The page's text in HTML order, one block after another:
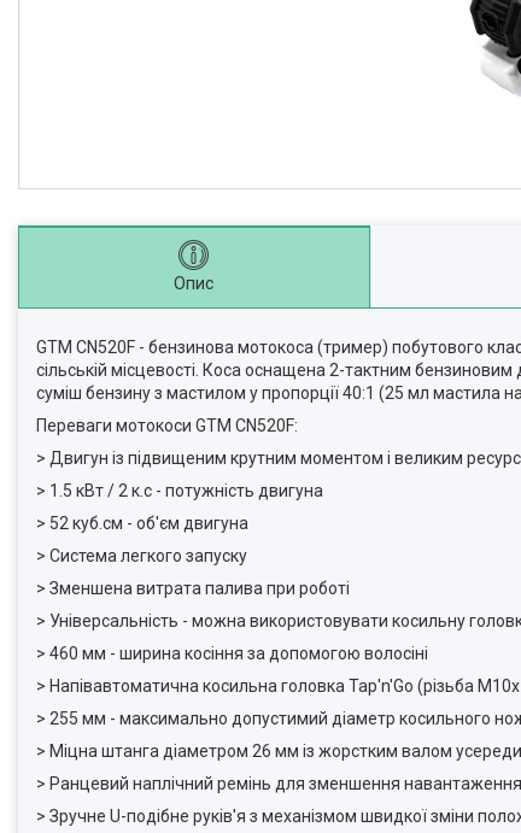
Опис
GTM CN520F - бензинова мотокоса (тример) побутового
сільській місцевості. Коса оснащена 2-тактним
суміш бензину з мастилом у пропорції 40:1 (25 мл мастила
Переваги мотокоси GTM CN520F:
> Двигун із підвищеним крутним моментом і великим
> 1.5 кВт / 2 к.с - потужність двигуна
> 52 куб.см - об'єм двигуна
> Система легкого запуску
> Зменшена витрата палива при роботі
> Універсальність - можна використовувати косильну
> 460 мм - ширина косіння за допомогою волосіні
> Напівавтоматична косильна головка Tap'n'Go (різьба
> 255 мм - максимально допустимий діаметр косильного
> Міцна штанга діаметром 26 мм із жорстким валом
> Ранцевий наплічний ремінь для зменшення навантаження
> Зручне U-подібне руків'я з механізмом швидкої зміни